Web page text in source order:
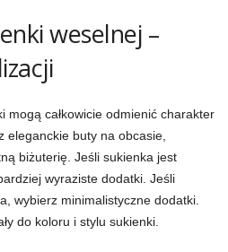
weselnej –
mogą całkowicie odmienić charakter
eleganckie buty na obcasie,
biżuterię. Jeśli sukienka jest
wyraziste dodatki. Jeśli
wybierz minimalistyczne dodatki.
do koloru i stylu sukienki.